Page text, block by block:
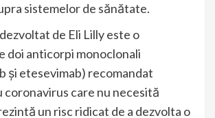
sistemelor de sănătate.
de Eli Lilly este o
doi anticorpi monoclonali
și etesevimab) recomandat
coronavirus care nu necesită
un risc ridicat de a dezvolta o